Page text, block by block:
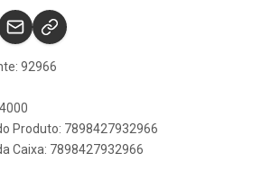
92966
Produto: 7898427932966
Caixa: 7898427932966